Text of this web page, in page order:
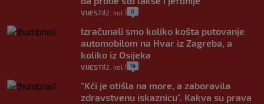
VIJESTI 2. kol. 0
Izračunali smo koliko košta putovanje
automobilom na Hvar iz Zagreba, a
koliko iz Osijeka
VIJESTI 2. kol. 14
"Kći je otišla na more, a zaboravila
zdravstvenu iskaznicu". Kakva su prava